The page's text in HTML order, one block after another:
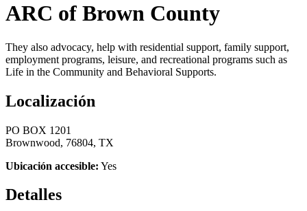
ARC of Brown County
They also advocacy, help with residential support, family support,
employment programs, leisure, and recreational programs such as
Life in the Community and Behavioral Supports.
Localización
PO BOX 1201
Brownwood, 76804, TX
Ubicación accesible: Yes
Detalles